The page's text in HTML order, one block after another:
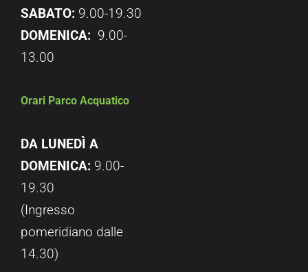
SABATO: 9.00-19.30
DOMENICA: 9.00-
13.00
Orari Parco Acquatico
DA LUNEDÌ A
DOMENICA: 9.00-
19.30
(Ingresso
pomeridiano dalle
14.30)